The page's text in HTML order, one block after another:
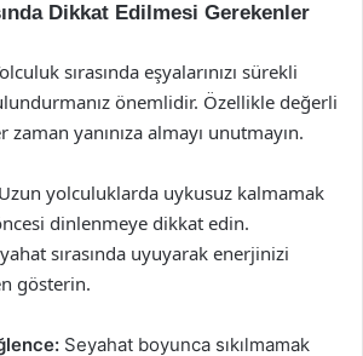
Dikkat Edilmesi Gerekenler
sırasında eşyalarınızı sürekli
önemlidir. Özellikle değerli
zaman yanınıza almayı unutmayın.
Uzun yolculuklarda uykusuz kalmamak
dinlenmeye dikkat edin.
sırasında uyuyarak enerjinizi
gösterin.
Seyahat boyunca sıkılmamak